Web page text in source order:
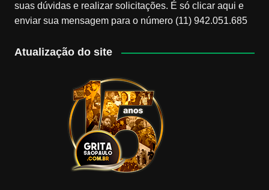
suas dúvidas e realizar solicitações. É só clicar aqui e
enviar sua mensagem para o número (11) 942.051.685
Atualização do site